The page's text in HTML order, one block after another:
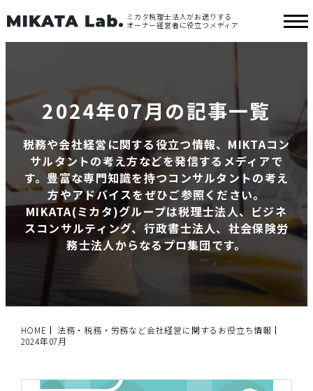
ミカタ税理士法人がお送りする
オーナー経営者に役立つメディア
2024年07月の記事一覧
税務や会社経営に関する役立つ情報、MIKTAコン
サルタントの考え方などを発信するメディアで
す。豊富な専門知識を持つコンサルタントの考え
方やアドバイスをぜひご参照ください。
MIKATA(ミカタ)グループは税理士法人、ビジネ
スコンサルティング、行政書士法人、社会保険労
務士法人からなるプロ集団です。
HOME
法務・税務・労務など会社経営に関するお役立ち情報
2024年07月